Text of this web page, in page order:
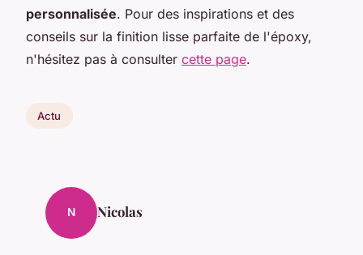
personnalisée. Pour des inspirations et des
conseils sur la finition lisse parfaite de l'époxy,
n'hésitez pas à consulter cette page.
Actu
N Nicolas